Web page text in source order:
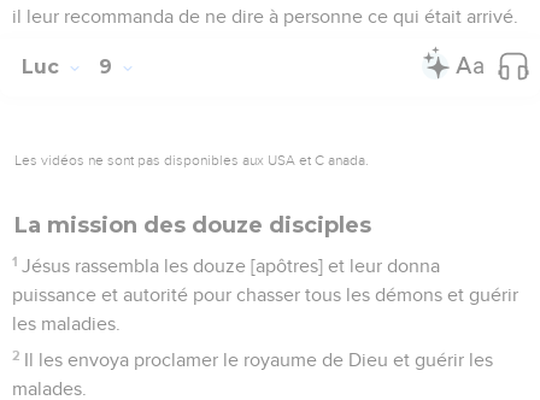
il leur recommanda de ne dire à personne ce qui était arrivé.
Luc 9
Les vidéos ne sont pas disponibles aux USA et C anada.
La mission des douze disciples
1 Jésus rassembla les douze [apôtres] et leur donna
puissance et autorité pour chasser tous les démons et guérir
les maladies.
2 Il les envoya proclamer le royaume de Dieu et guérir les
malades.